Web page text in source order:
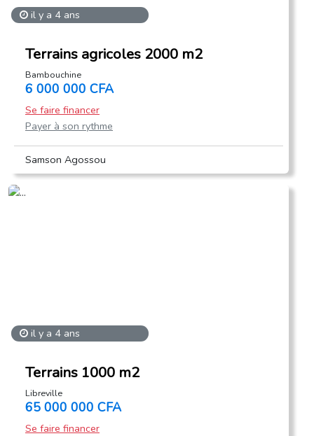
il y a 4 ans
Terrains agricoles 2000 m2
Bambouchine
6 000 000 CFA
Se faire financer
Payer à son rythme
Samson Agossou
il y a 4 ans
Terrains 1000 m2
Libreville
65 000 000 CFA
Se faire financer